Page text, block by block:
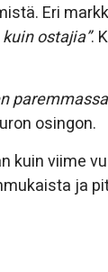
Eri
ostajia”.
osingon.
kuin viime
ja